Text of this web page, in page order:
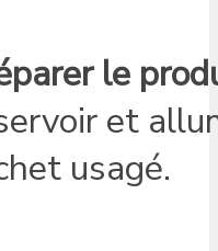
le p
et
usagé.